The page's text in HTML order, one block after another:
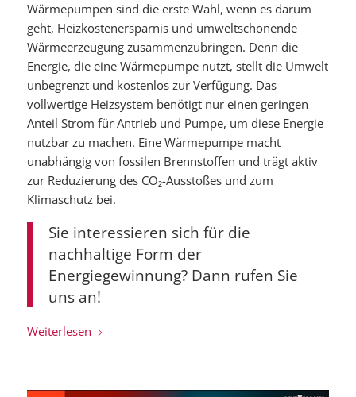
Wärmepumpen sind die erste Wahl, wenn es darum
geht, Heizkostenersparnis und umweltschonende
Wärmeerzeugung zusammenzubringen. Denn die
Energie, die eine Wärmepumpe nutzt, stellt die Umwelt
unbegrenzt und kostenlos zur Verfügung. Das
vollwertige Heizsystem benötigt nur einen geringen
Anteil Strom für Antrieb und Pumpe, um diese Energie
nutzbar zu machen. Eine Wärmepumpe macht
unabhängig von fossilen Brennstoffen und trägt aktiv
zur Reduzierung des CO₂-Ausstoßes und zum
Klimaschutz bei.
Sie interessieren sich für die
nachhaltige Form der
Energiegewinnung? Dann rufen Sie
uns an!
Weiterlesen